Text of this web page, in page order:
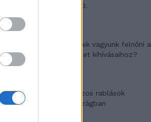
mítosza 3.
Képtelenek vagyunk felnőni a
felnőtt élet kihívásaihoz?
Altatógázos rablások
Olaszországban